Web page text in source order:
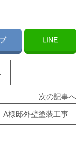
LINE
次の記事へ
様邸外壁塗装工事